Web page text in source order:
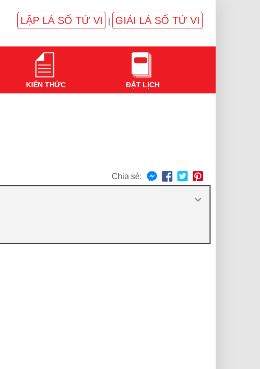
LẬP LÁ SỐ TỬ VI GIẢI LÁ SỐ TỬ VI
KIẾN THỨC ĐẶT LỊCH
Chia sẻ: